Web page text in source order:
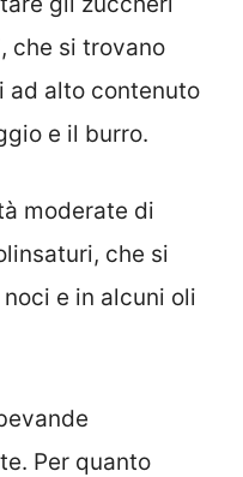
che si trovano
ad alto contenuto
e il burro.
moderate di
che si
e in alcuni oli
Per quanto